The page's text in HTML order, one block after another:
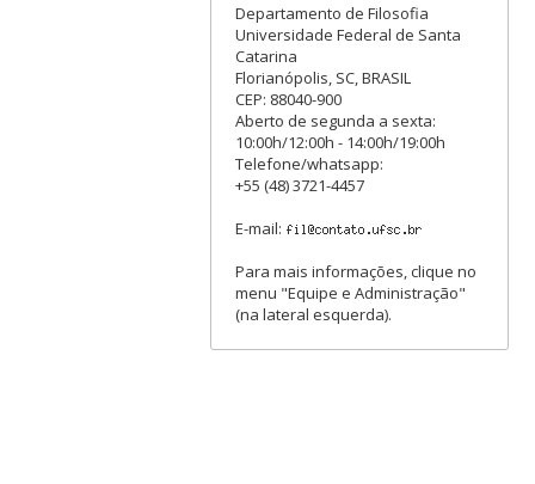
Departamento de Filosofia
Universidade Federal de Santa
Catarina
Florianópolis, SC, BRASIL
CEP: 88040-900
Aberto de segunda a sexta:
10:00h/12:00h - 14:00h/19:00h
Telefone/whatsapp:
+55 (48) 3721-4457
E-mail:
Para mais informações, clique no
menu "Equipe e Administração"
(na lateral esquerda).